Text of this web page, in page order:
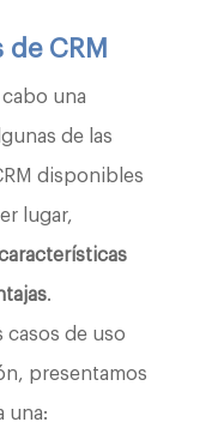
CRM
una
de las
disponibles
lugar,
.
casos de uso
presentamos
una: